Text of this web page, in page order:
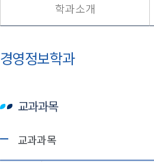
학과소개
경영정보학과
교과과목
교과과목